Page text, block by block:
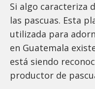
Si algo caracteriza
las pascuas. Esta
utilizada para
en Guatemala
está siendo
productor de